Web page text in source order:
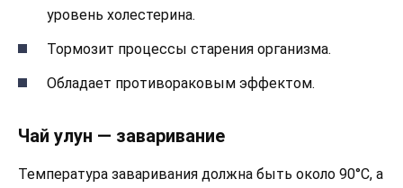
уровень холестерина.
Тормозит процессы старения организма.
Обладает противораковым эффектом.
Чай улун — заваривание
Температура заваривания должна быть около 90°C, а